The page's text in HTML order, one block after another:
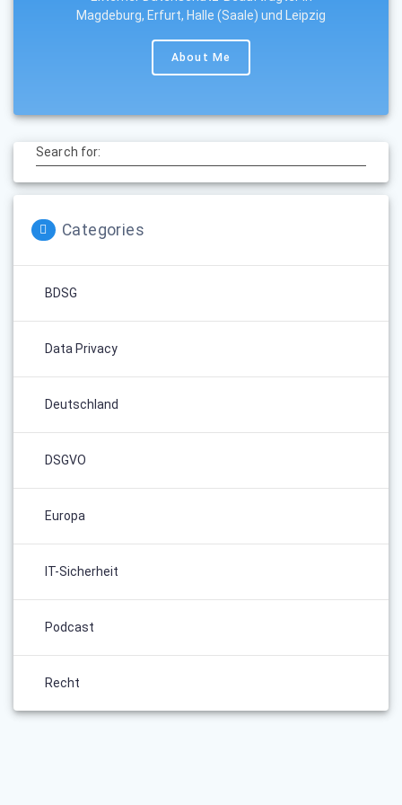
Magdeburg, Erfurt, Halle (Saale) und Leipzig
About Me
Search for:
Categories
BDSG
Data Privacy
Deutschland
DSGVO
Europa
IT-Sicherheit
Podcast
Recht